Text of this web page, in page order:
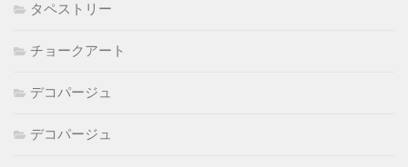
タペストリー
チョークアート
デコパージュ
デコパージュ